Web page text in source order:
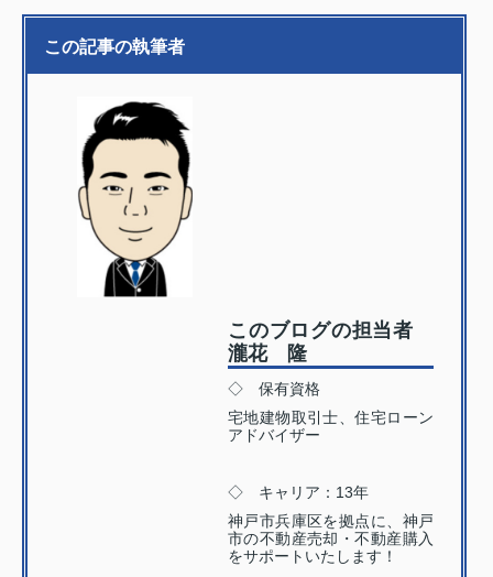
この記事の執筆者
このブログの担当者
瀧花 隆
◇ 保有資格
宅地建物取引士、住宅ローン
アドバイザー
◇ キャリア：13年
神戸市兵庫区を拠点に、神戸
市の不動産売却・不動産購入
をサポートいたします！